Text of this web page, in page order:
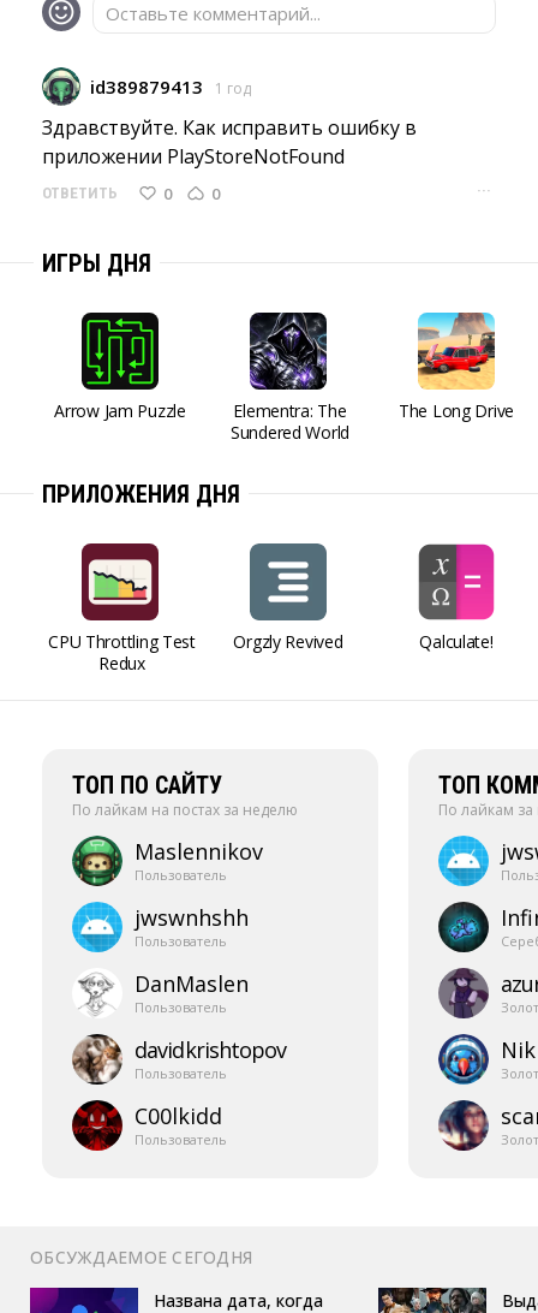
Оставьте комментарий...
id389879413 1 год
Здравствуйте. Как исправить ошибку в
приложении PlayStoreNotFound
ОТВЕТИТЬ 0 0 ···
ИГРЫ ДНЯ
Arrow Jam Puzzle
Elementra: The
Sundered World
The Long Drive
ПРИЛОЖЕНИЯ ДНЯ
CPU Throttling Test
Redux
Orgzly Revived Qalculate!
ТОП ПО САЙТУ
По лайкам на постах за неделю
Maslennikov
Пользователь
jwswnhshh
Пользователь
DanMaslen
Пользователь
davidkrishtopov
Пользователь
C00lkidd
Пользователь
ТОП
По лайкам
ОБСУЖДАЕМОЕ СЕГОДНЯ
Названа дата, когда